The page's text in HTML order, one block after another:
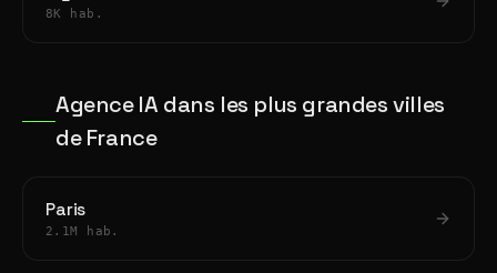
8K hab.
Agence IA dans les plus grandes villes
de France
Paris
2.1M hab.